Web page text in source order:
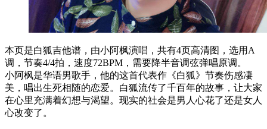
本页是白狐吉他谱，由小阿枫演唱，共有4页高清图，选用A
调，节奏4/4拍，速度72BPM，需要降半音调弦弹唱原调。
小阿枫是华语男歌手，他的这首代表作《白狐》节奏伤感凄
美，唱出生死相随的恋爱。白狐流传了千百年的故事，让大家
在心里充满着幻想与渴望。现实的社会是男人心花了还是女人
心改变了。